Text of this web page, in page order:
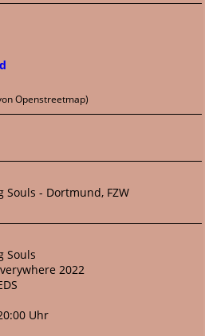
Openstreetmap)
Souls - Dortmund, FZW
Souls
2022
Uhr